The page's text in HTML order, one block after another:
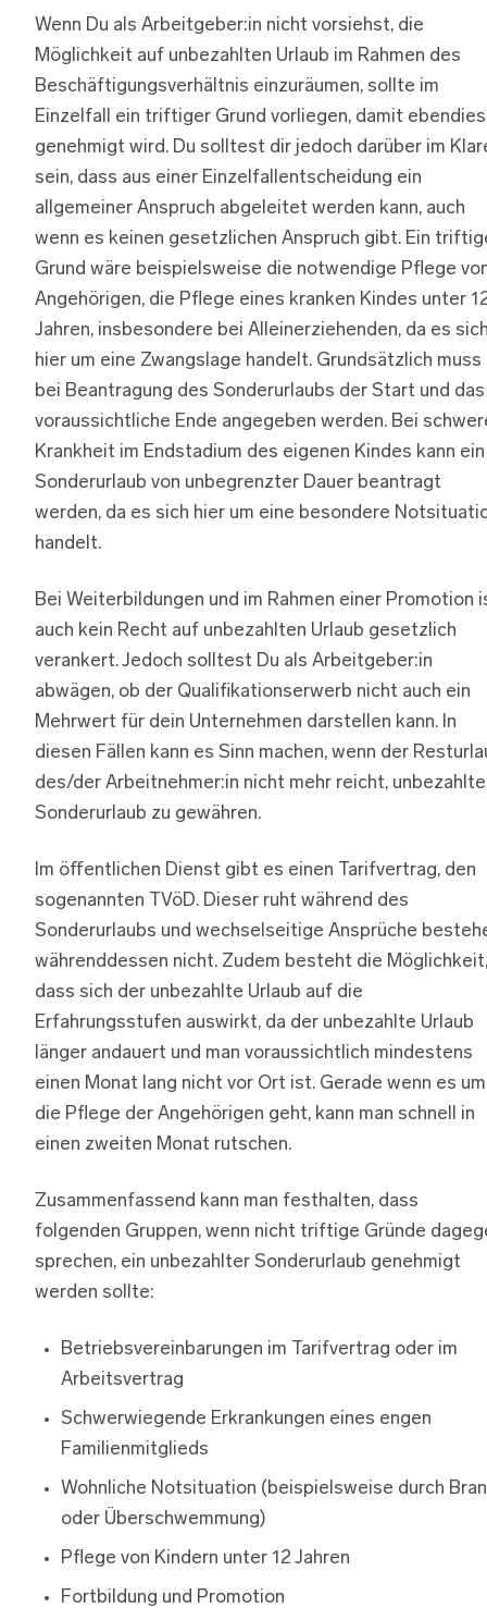
Wenn Du als Arbeitgeber:in nicht vorsiehst, die
Möglichkeit auf unbezahlten Urlaub im Rahmen des
Beschäftigungsverhältnis einzuräumen, sollte im
Einzelfall ein triftiger Grund vorliegen, damit
genehmigt wird. Du solltest dir jedoch darüber im
sein, dass aus einer Einzelfallentscheidung ein
allgemeiner Anspruch abgeleitet werden kann, auch
wenn es keinen gesetzlichen Anspruch gibt. Ein
Grund wäre beispielsweise die notwendige Pflege
Angehörigen, die Pflege eines kranken Kindes unter
Jahren, insbesondere bei Alleinerziehenden, da es
hier um eine Zwangslage handelt. Grundsätzlich muss
bei Beantragung des Sonderurlaubs der Start und das
voraussichtliche Ende angegeben werden. Bei
Krankheit im Endstadium des eigenen Kindes kann ein
Sonderurlaub von unbegrenzter Dauer beantragt
werden, da es sich hier um eine besondere
handelt.
Bei Weiterbildungen und im Rahmen einer Promotion
auch kein Recht auf unbezahlten Urlaub gesetzlich
verankert. Jedoch solltest Du als Arbeitgeber:in
abwägen, ob der Qualifikationserwerb nicht auch ein
Mehrwert für dein Unternehmen darstellen kann. In
diesen Fällen kann es Sinn machen, wenn der
des/der Arbeitnehmer:in nicht mehr reicht,
Sonderurlaub zu gewähren.
Im öffentlichen Dienst gibt es einen Tarifvertrag, den
sogenannten TVöD. Dieser ruht während des
Sonderurlaubs und wechselseitige Ansprüche
währenddessen nicht. Zudem besteht die Möglichkeit,
dass sich der unbezahlte Urlaub auf die
Erfahrungsstufen auswirkt, da der unbezahlte Urlaub
länger andauert und man voraussichtlich mindestens
einen Monat lang nicht vor Ort ist. Gerade wenn es um
die Pflege der Angehörigen geht, kann man schnell in
einen zweiten Monat rutschen.
Zusammenfassend kann man festhalten, dass
folgenden Gruppen, wenn nicht triftige Gründe
sprechen, ein unbezahlter Sonderurlaub genehmigt
werden sollte:
Betriebsvereinbarungen im Tarifvertrag oder im
Arbeitsvertrag
Schwerwiegende Erkrankungen eines engen
Familienmitglieds
Wohnliche Notsituation (beispielsweise durch
oder Überschwemmung)
Pflege von Kindern unter 12 Jahren
Fortbildung und Promotion